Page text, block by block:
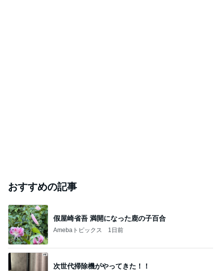
おすすめの記事
假屋崎省吾 満開になった鹿の子百合
Amebaトピックス 1日前
次世代掃除機がやってきた！！